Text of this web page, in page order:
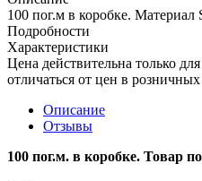
100 пог.м в коробке. Материал
Подробности
Характеристики
Цена действительна только
отличаться от цен в
Описание
Отзывы
100 пог.м. в коробке. Товар